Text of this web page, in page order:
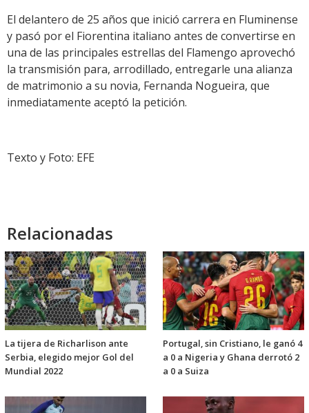
El delantero de 25 años que inició carrera en Fluminense
y pasó por el Fiorentina italiano antes de convertirse en
una de las principales estrellas del Flamengo aprovechó
la transmisión para, arrodillado, entregarle una alianza
de matrimonio a su novia, Fernanda Nogueira, que
inmediatamente aceptó la petición.
Texto y Foto: EFE
Relacionadas
La tijera de Richarlison ante
Serbia, elegido mejor Gol del
Mundial 2022
Portugal, sin Cristiano, le ganó 4
a 0 a Nigeria y Ghana derrotó 2
a 0 a Suiza